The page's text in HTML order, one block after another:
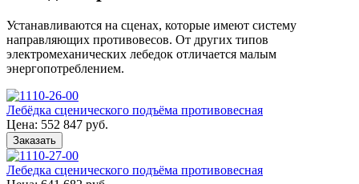
Устанавливаются на сценах, которые имеют систему
направляющих противовесов. От других типов
электромеханических лебедок отличается малым
энергопотреблением.
Лебёдка сценического подъёма противовесная
Цена: 552 847 руб.
Заказать
Лебедка сценического подъёма противовесная